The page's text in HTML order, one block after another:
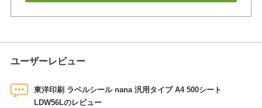
ユーザーレビュー
東洋印刷 ラベルシール nana 汎用タイプ A4 500シート
LDW56Lのレビュー